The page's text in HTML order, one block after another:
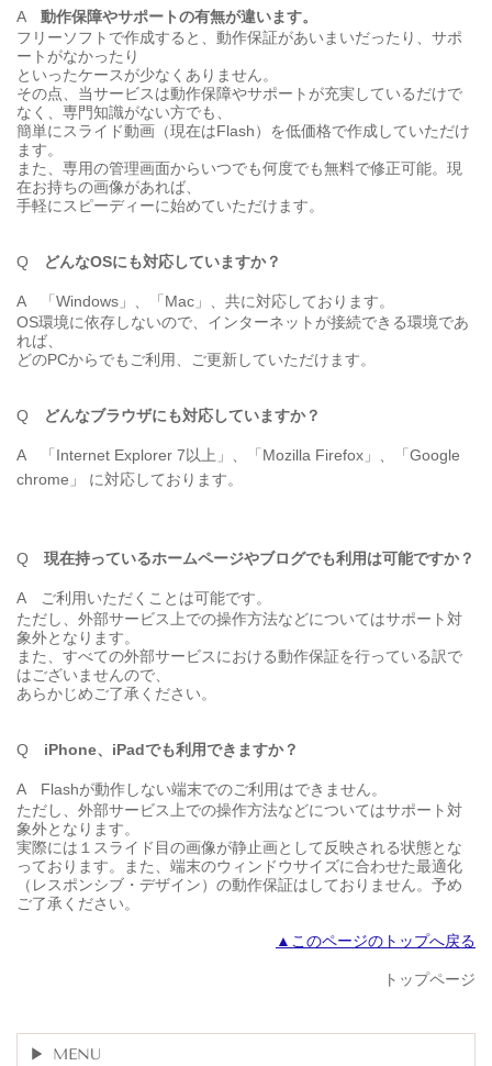
A 動作保障やサポートの有無が違います。
フリーソフトで作成すると、動作保証があいまいだったり、サポ
ートがなかったり
といったケースが少なくありません。
その点、当サービスは動作保障やサポートが充実しているだけで
なく、専門知識がない方でも、
簡単にスライド動画（現在はFlash）を低価格で作成していただけ
ます。
また、専用の管理画面からいつでも何度でも無料で修正可能。現
在お持ちの画像があれば、
手軽にスピーディーに始めていただけます。
Q どんなOSにも対応していますか？
A
「Windows」、「Mac」、共に対応しております。
OS環境に依存しないので、インターネットが接続できる環境であ
れば、
どのPCからでもご利用、ご更新していただけます。
Q どんなブラウザにも対応していますか？
A
「Internet Explorer 7以上」、「Mozilla Firefox」、「Google
chrome」 に対応しております。
Q 現在持っているホームページやブログでも利用は可能ですか？
A
ご利用いただくことは可能です。
ただし、外部サービス上での操作方法などについてはサポート対
象外となります。
また、すべての外部サービスにおける動作保証を行っている訳で
はございませんので、
あらかじめご了承ください。
Q iPhone、iPadでも利用できますか？
A Flashが動作しない端末でのご利用はできません。
ただし、外部サービス上での操作方法などについてはサポート対
象外となります。
実際には１スライド目の画像が静止画として反映される状態とな
っております。また、端末のウィンドウサイズに合わせた最適化
（レスポンシブ・デザイン）の動作保証はしておりません。予め
ご了承ください。
▲このページのトップへ戻る
トップページ
MENU